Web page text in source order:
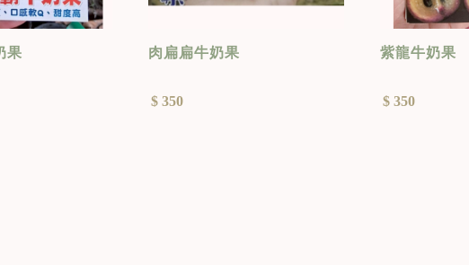
果 肉扁扁牛奶果
$ 350
紫龍牛奶果
$ 350